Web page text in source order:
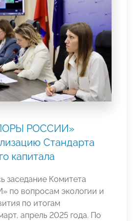
РОССИИ»
Стандарта
капитала
заседание Комитета
вопросам экологии и
по итогам
апрель 2025 года. По